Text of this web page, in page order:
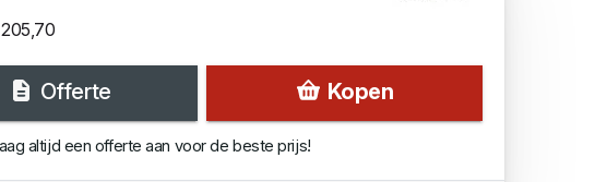
Offerte Kopen
altijd een offerte aan voor de beste prijs!